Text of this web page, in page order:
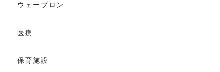
ウェーブロン
医療
保育施設